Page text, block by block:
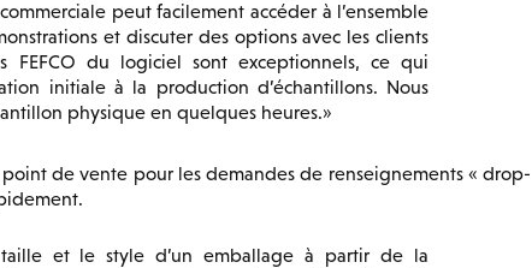
peut facilement accéder à l’ensemble
et discuter des options avec les clients
FEFCO du logiciel sont exceptionnels, ce qui
initiale à la production d’échantillons. Nous
physique en quelques heures.
de vente pour les demandes de renseignements « drop-
et le style d’un emballage à partir de la